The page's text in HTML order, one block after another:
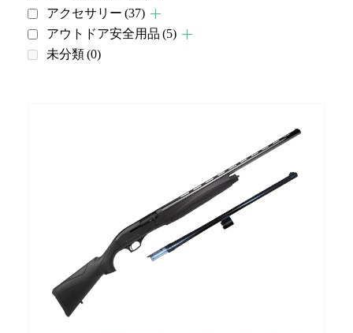
アクセサリー (37)
アウトドア安全用品 (5)
未分類(0)